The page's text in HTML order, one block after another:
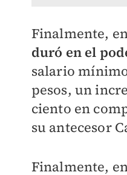
Finalmente,
duró en el
salario
pesos, un
ciento en
su antecesor
Finalmente,